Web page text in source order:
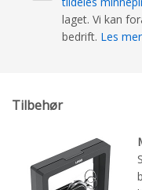
laget. Vi kan
bedrift. Les mer
Tilbehør